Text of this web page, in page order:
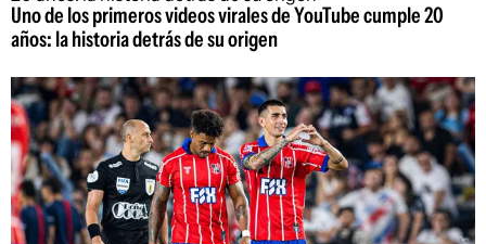
Uno de los primeros videos virales de YouTube cumple 20
años: la historia detrás de su origen